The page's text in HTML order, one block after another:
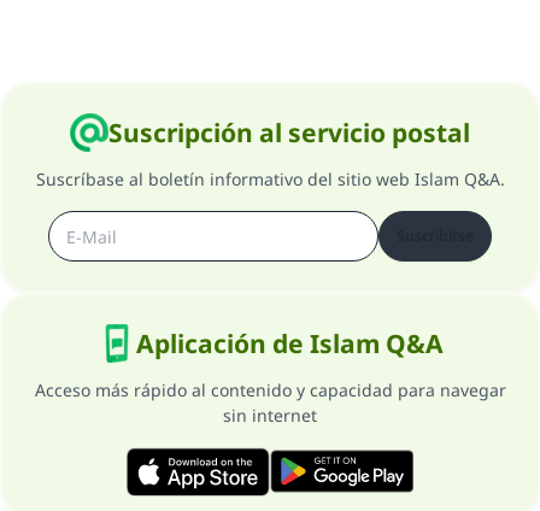
Suscripción al servicio postal
Suscríbase al boletín informativo del sitio web Islam Q&A.
Aplicación de Islam Q&A
Acceso más rápido al contenido y capacidad para navegar
sin internet